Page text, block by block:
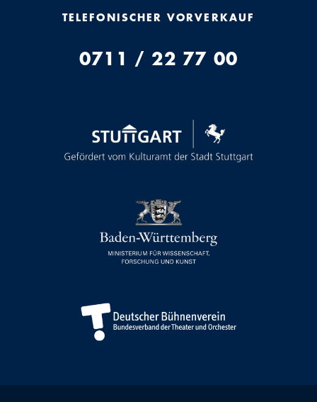
TELEFONISCHER VORVERKAUF
0711 / 22 77 00